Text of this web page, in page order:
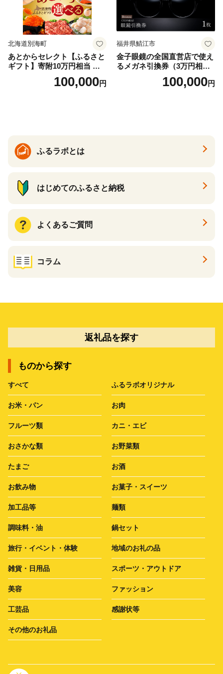
北海道別海町
あとからセレクト【ふるさと
ギフト】寄附10万円相当 あ
とから選べる！ ギフト いく
ら ほたて 海鮮 牛肉 別海町
ギフト ふるさと納税 ）
100,000円
福井県鯖江市
金子眼鏡の全国直営店で使え
るメガネ引換券（3万円相
100,000円
ふるラボとは
はじめてのふるさと納税
よくあるご質問
コラム
返礼品を探す
ものから探す
すべて ふるラボオリジナル
お米・パン お肉
フルーツ類 カニ・エビ
おさかな類 お野菜類
たまご お酒
お飲み物 お菓子・スイーツ
加工品等 麺類
調味料・油 鍋セット
旅行・イベント・体験 地域のお礼の品
雑貨・日用品 スポーツ・アウトドア
美容 ファッション
工芸品 感謝状等
その他のお礼品